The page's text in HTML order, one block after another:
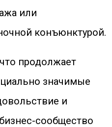
или
конъюнктурой.
продолжает
значимые
и
сообщество